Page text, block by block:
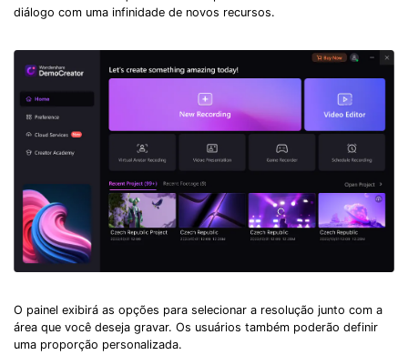
diálogo com uma infinidade de novos recursos.
O painel exibirá as opções para selecionar a resolução junto com a
área que você deseja gravar. Os usuários também poderão definir
uma proporção personalizada.